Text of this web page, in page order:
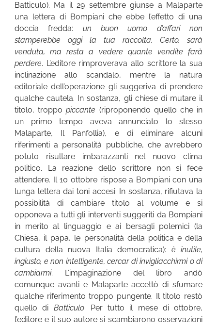
Batticulo). Ma il 29 settembre giunse a Malaparte
una lettera di Bompiani che ebbe l’effetto di una
doccia fredda: un buon uomo d’affari non
stamperebbe oggi la tua raccolta. Certo, sarà
venduta, ma resta a vedere quante vendite farà
perdere. L’editore rimproverava allo scrittore la sua
inclinazione allo scandalo, mentre la natura
editoriale dell’operazione gli suggeriva di prendere
qualche cautela. In sostanza, gli chiese di mutare il
titolo, troppopiccante (riproponendo quello che in
un primo tempo aveva annunciato lo stesso
Malaparte, Il Panfollia), e di eliminare alcuni
riferimenti a personalità pubbliche, che avrebbero
potuto risultare imbarazzanti nel nuovo clima
politico. La reazione dello scrittore non si fece
attendere. Il 10 ottobre rispose a Bompiani con una
lunga lettera dai toni accesi. In sostanza, rifiutava la
possibilità di cambiare titolo al volume e si
opponeva a tutti gli interventi suggeriti da Bompiani
in merito al linguaggio e ai bersagli polemici (la
Chiesa, il papa, le personalità della politica e della
cultura della nuova Italia democratica): è inutile,
ingiusto, e non intelligente, cercar di invigliacchirmi o di
cambiarmi. L’impaginazione del libro andò
comunque avanti e Malaparte accettò di sfumare
qualche riferimento troppo pungente. Il titolo restò
quello di Batticulo. Per tutto il mese di ottobre,
l’editore e il suo autore si scambiarono osservazioni